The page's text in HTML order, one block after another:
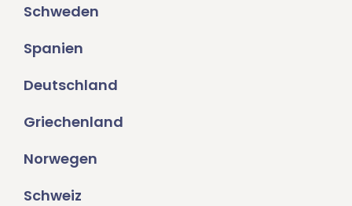
Schweden
Spanien
Deutschland
Griechenland
Norwegen
Schweiz